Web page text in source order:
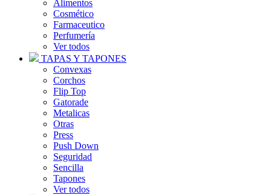
Alimentos
Cosmético
Farmaceutico
Perfumería
Ver todos
TAPAS Y TAPONES
Convexas
Corchos
Flip Top
Gatorade
Metalicas
Otras
Press
Push Down
Seguridad
Sencilla
Tapones
Ver todos